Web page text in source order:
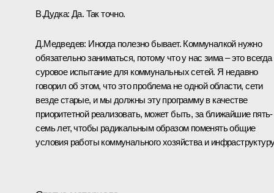
В.Дудка: Да. Так точно.
Д.Медведев: Иногда полезно бывает. Коммуналкой нужно
обязательно заниматься, потому что у нас зима – это всегда
суровое испытание для коммунальных сетей. Я недавно
говорил об этом, что это проблема не одной области, сети
везде старые, и мы должны эту программу в качестве
приоритетной реализовать, может быть, за ближайшие пять-
семь лет, чтобы радикальным образом поменять общие
условия работы коммунального хозяйства и